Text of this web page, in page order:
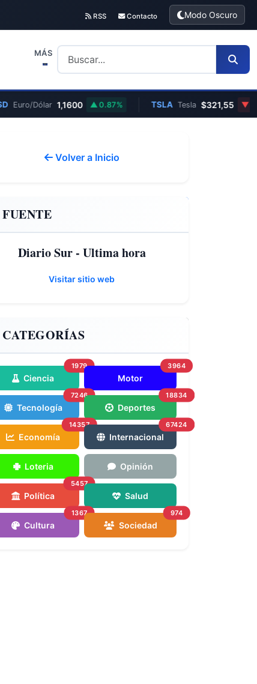
RSS Contacto Modo Oscuro
MÁS
Euro/Dólar 1,1600 0.87% TSLA Tesla $321,55
Volver a Inicio
FUENTE
Diario Sur - Ultima hora
Visitar sitio web
CATEGORÍAS
Ciencia
1979
Motor
3964
Tecnología
7246
Deportes
18834
Economía
14357
Internacional
67424
Loteria Opinión
Política
5457
Salud
Cultura
1367
Sociedad
974